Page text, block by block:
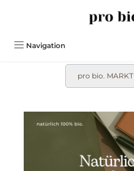
Navigation
pro bio. MARKT